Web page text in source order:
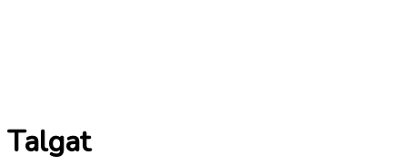
Talgat